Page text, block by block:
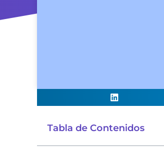
Tabla de Contenidos